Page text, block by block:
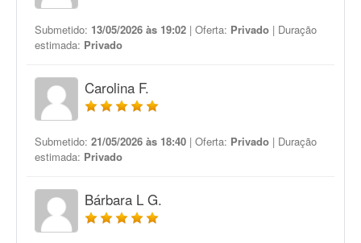
Submetido: 13/05/2026 às 19:02 | Oferta: Privado | Duração
estimada: Privado
Carolina F.
Submetido: 21/05/2026 às 18:40 | Oferta: Privado | Duração
estimada: Privado
Bárbara L G.